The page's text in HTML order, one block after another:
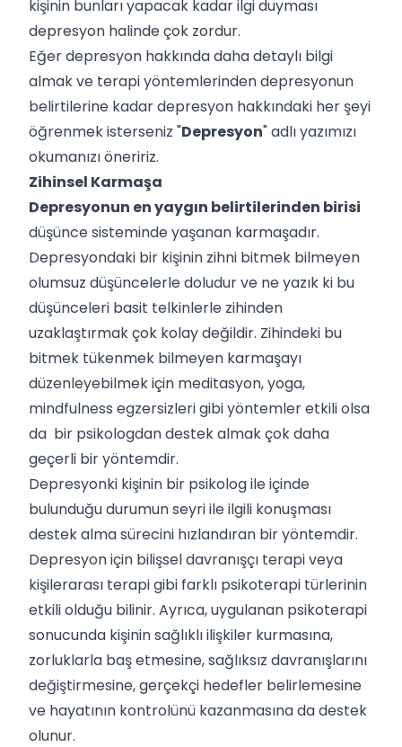
kişinin bunları yapacak kadar ilgi duyması
depresyon halinde çok zordur.
Eğer depresyon hakkında daha detaylı bilgi
almak ve terapi yöntemlerinden depresyonun
belirtilerine kadar depresyon hakkındaki her şeyi
öğrenmek isterseniz "Depresyon" adlı yazımızı
okumanızı öneririz.
Zihinsel Karmaşa
Depresyonun en yaygın belirtilerinden birisi
düşünce sisteminde yaşanan karmaşadır.
Depresyondaki bir kişinin zihni bitmek bilmeyen
olumsuz düşüncelerle doludur ve ne yazık ki bu
düşünceleri basit telkinlerle zihinden
uzaklaştırmak çok kolay değildir. Zihindeki bu
bitmek tükenmek bilmeyen karmaşayı
düzenleyebilmek için meditasyon, yoga,
mindfulness egzersizleri gibi yöntemler etkili olsa
da bir psikologdan destek almak çok daha
geçerli bir yöntemdir.
Depresyonki kişinin bir psikolog ile içinde
bulunduğu durumun seyri ile ilgili konuşması
destek alma sürecini hızlandıran bir yöntemdir.
Depresyon için bilişsel davranışçı terapi veya
kişilerarası terapi gibi farklı psikoterapi türlerinin
etkili olduğu bilinir. Ayrıca, uygulanan psikoterapi
sonucunda kişinin sağlıklı ilişkiler kurmasına,
zorluklarla baş etmesine, sağlıksız davranışlarını
değiştirmesine, gerçekçi hedefler belirlemesine
ve hayatının kontrolünü kazanmasına da destek
olunur.